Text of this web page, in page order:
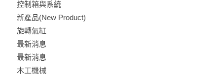
控制箱與系統
新產品(New Product)
旋轉氣缸
最新消息
最新消息
木工機械